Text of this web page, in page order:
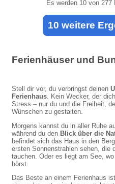
Es werden 10 von 277
10 weitere
Ferienhäuser und
Stell dir vor, du verbringst deinen
Ferienhaus . Kein Wecker, der
Stress – nur du und die Freiheit,
Wünschen zu gestalten.
Morgens kannst du in aller Ruhe
während du den Blick über die
befindet sich das Haus in den
ersten Sonnenstrahlen sehen, die
tauchen. Oder es liegt am See,
hörst.
Das Beste an einem Ferienhaus